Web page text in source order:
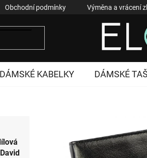
Obchodní podmínky Výměna a vrácení
DÁMSKÉ KABELKY DÁMSKÉ